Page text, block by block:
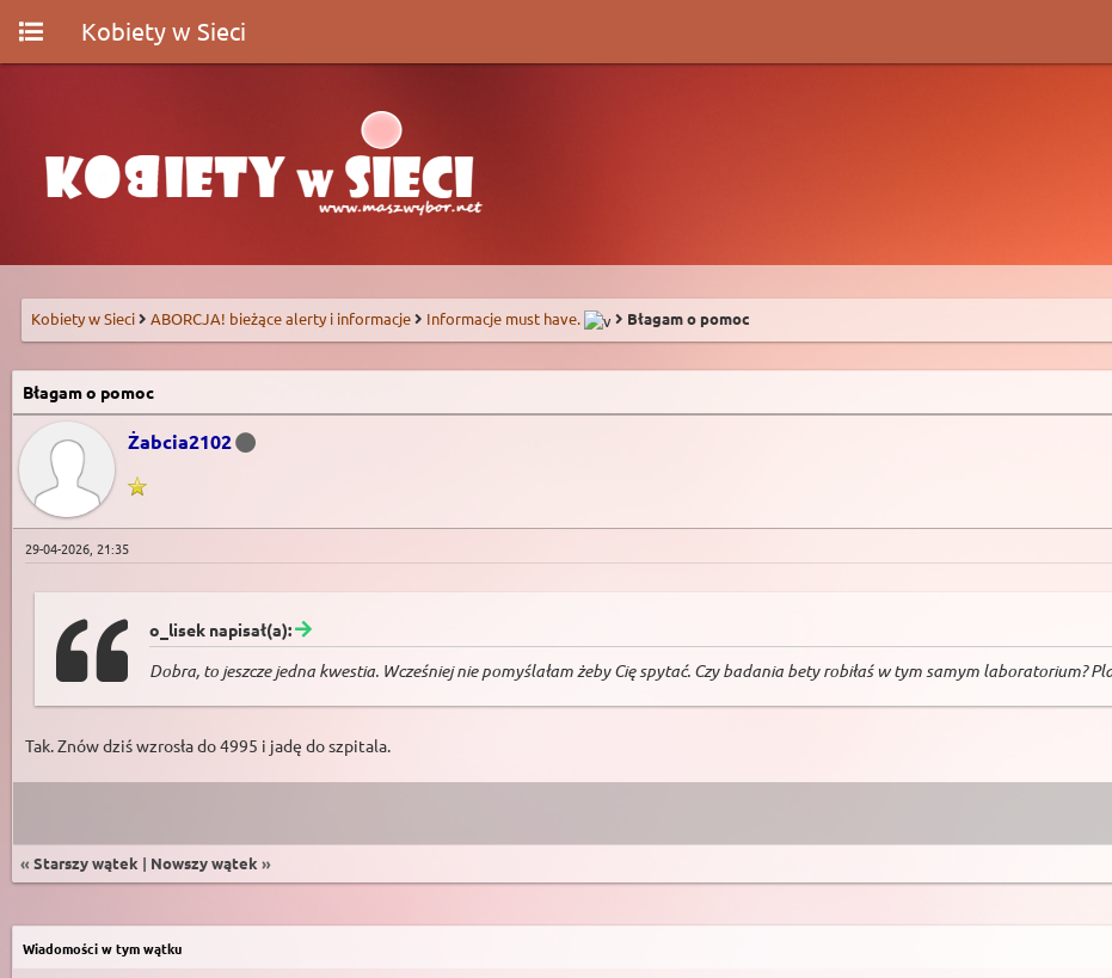
Kobiety w Sieci
Kobiety w Sieci ABORCJA! bieżące alerty i informacje Informacje must have. Błagam o pomoc
Błagam o pomoc
Żabcia2102
29-04-2026, 21:35
o_lisek napisał(a):
Dobra, to jeszcze jedna kwestia. Wcześniej nie pomyślałam żeby Cię spytać. Czy badania bety robiłaś w tym samym laboratorium?
Tak. Znów dziś wzrosła do 4995 i jadę do szpitala.
« Starszy wątek | Nowszy wątek »
Wiadomości w tym wątku